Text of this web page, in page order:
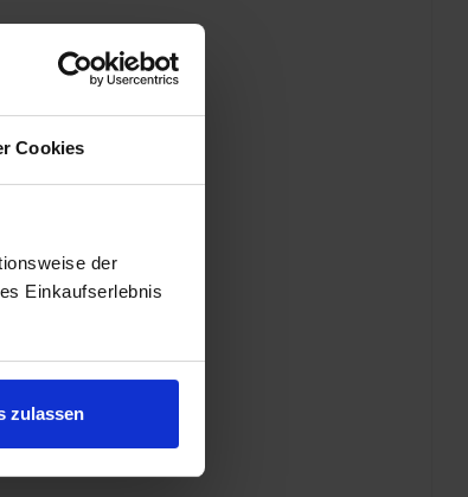
Cookies
der
Einkaufserlebnis
zulassen